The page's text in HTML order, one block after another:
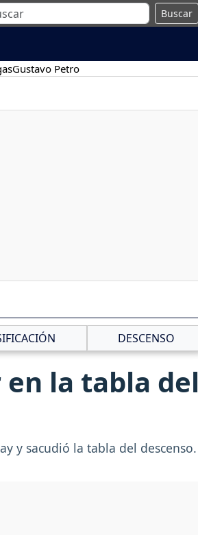
Buscar
Gustavo Petro
DESCENSO
la tabla del
y sacudió la tabla del descenso.